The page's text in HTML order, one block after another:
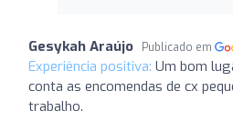
Gesykah Araújo Publicado em
Experiência positiva: Um bom
conta as encomendas de cx
trabalho.